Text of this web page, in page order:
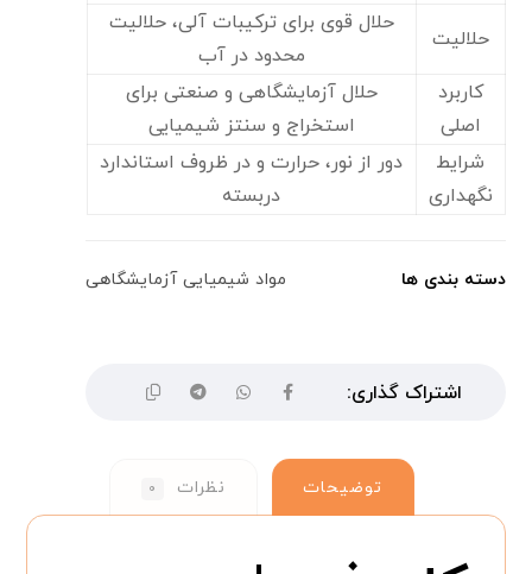
حلالیت
حلال قوی برای ترکیبات آلی، حلالیت
محدود در آب
کاربرد
اصلی
حلال آزمایشگاهی و صنعتی برای
استخراج و سنتز شیمیایی
شرایط
نگهداری
دور از نور، حرارت و در ظروف استاندارد
دربسته
دسته بندی ها مواد شیمیایی آزمایشگاهی
توضیحات نظرات ۰